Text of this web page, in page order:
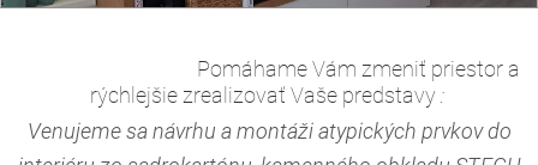
Pomáhame Vám zmeniť priestor a
rýchlejšie zrealizovať Vaše predstavy :
Venujeme sa návrhu a montáži atypických prvkov do